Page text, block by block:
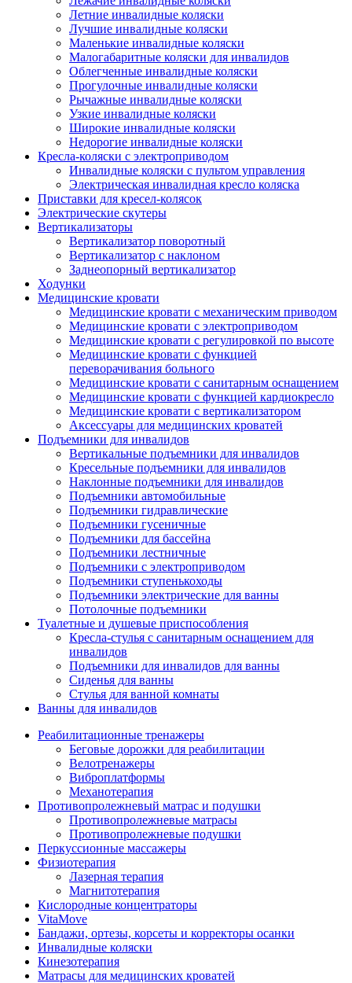
Летние инвалидные коляски
Лучшие инвалидные коляски
Маленькие инвалидные коляски
Малогабаритные коляски для инвалидов
Облегченные инвалидные коляски
Прогулочные инвалидные коляски
Рычажные инвалидные коляски
Узкие инвалидные коляски
Широкие инвалидные коляски
Недорогие инвалидные коляски
Кресла-коляски с электроприводом
Инвалидные коляски с пультом управления
Электрическая инвалидная кресло коляска
Приставки для кресел-колясок
Электрические скутеры
Вертикализаторы
Вертикализатор поворотный
Вертикализатор с наклоном
Заднеопорный вертикализатор
Ходунки
Медицинские кровати
Медицинские кровати с механическим приводом
Медицинские кровати с электроприводом
Медицинские кровати с регулировкой по высоте
Медицинские кровати с функцией
переворачивания больного
Медицинские кровати с санитарным оснащением
Медицинские кровати с функцией кардиокресло
Медицинские кровати с вертикализатором
Аксессуары для медицинских кроватей
Подъемники для инвалидов
Вертикальные подъемники для инвалидов
Кресельные подъемники для инвалидов
Наклонные подъемники для инвалидов
Подъемники автомобильные
Подъемники гидравлические
Подъемники гусеничные
Подъемники для бассейна
Подъемники лестничные
Подъемники с электроприводом
Подъемники ступенькоходы
Подъемники электрические для ванны
Потолочные подъемники
Туалетные и душевые приспособления
Кресла-стулья с санитарным оснащением для
инвалидов
Подъемники для инвалидов для ванны
Сиденья для ванны
Стулья для ванной комнаты
Ванны для инвалидов
Реабилитационные тренажеры
Беговые дорожки для реабилитации
Велотренажеры
Виброплатформы
Механотерапия
Противопролежневый матрас и подушки
Противопролежневые матрасы
Противопролежневые подушки
Перкуссионные массажеры
Физиотерапия
Лазерная терапия
Магнитотерапия
Кислородные концентраторы
VitaMove
Бандажи, ортезы, корсеты и корректоры осанки
Инвалидные коляски
Кинезотерапия
Матрасы для медицинских кроватей